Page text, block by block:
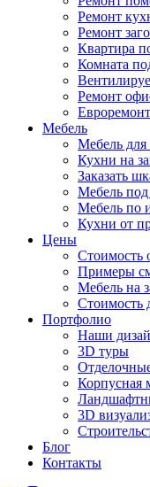
Ремонт
Ремонт
Квартира
Комната
Ремонт
Мебель
Мебель для
Кухни на
Заказать
Мебель под
Мебель по
Кухни от
Цены
Стоимость
Примеры
Мебель на
Стоимость
Портфолио
Наши
3D туры
Корпусная
3D
Блог
Контакты